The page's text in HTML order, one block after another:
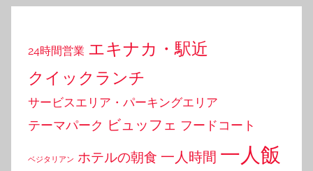
24時間営業 エキナカ・駅近
クイックランチ
サービスエリア・パーキングエリア
テーマパーク ビュッフェ フードコート
ベジタリアン ホテルの朝食 一人時間 一人飯